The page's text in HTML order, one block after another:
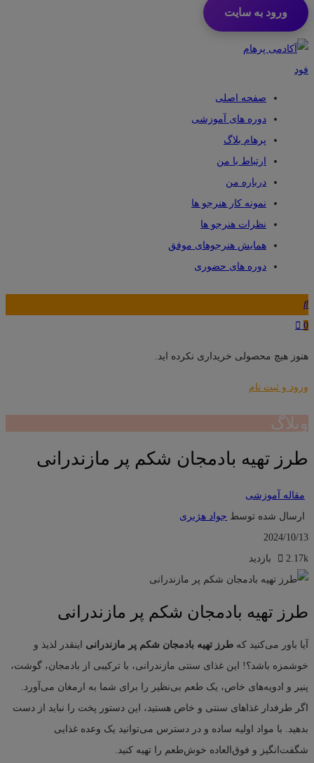
ورود به سایت
صفحه اصلی
دوره های آموزشی
پرهام بلاگ
ارتباط با من
درباره من
نمونه کار هنرجو ها
نظرات هنرجو ها
همایش هنرجوهای موفق
دوره های حضوری
0
هنوز هیچ محصولی خریداری نکرده اید.
ورود و ثبت نام
وبلاگ
طرز تهیه بادمجان شکم پر مازندرانی
مقاله آموزشی
ارسال شده توسط جواد هژبری
2024/10/13
2.17k بازدید
طرز تهیه بادمجان شکم پر مازندرانی
آیا باور می‌کنید که طرز تهیه بادمجان شکم پر مازندرانی اینقدر لذیذ و
خوشمزه باشد؟! این غذای سنتی مازندرانی، با ترکیبی از بادمجان، گوشت،
پنیر و ادویه‌های خاص، یک طعم بی‌نظیر را برای شما به ارمغان می‌آورد.
اگر طرفدار غذاهای سنتی و خاص هستید، این دستور پخت را نباید از دست
بدهید. با مواد اولیه ساده و در دسترس می‌توانید یک وعده غذایی
شگفت‌انگیز و فوق‌العاده خوش‌طعم را تهیه کنید.